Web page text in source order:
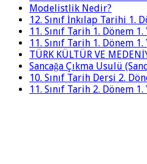
Modelistlik Nedir?
12. Sınıf İnkılap Tarihi 1.
11. Sınıf Tarih 1. Dönem
11. Sınıf Tarih 1. Dönem
TÜRK KÜLTÜR VE
Sancağa Çıkma Usulü
10. Sınıf Tarih Dersi 2.
11. Sınıf Tarih 2. Dönem